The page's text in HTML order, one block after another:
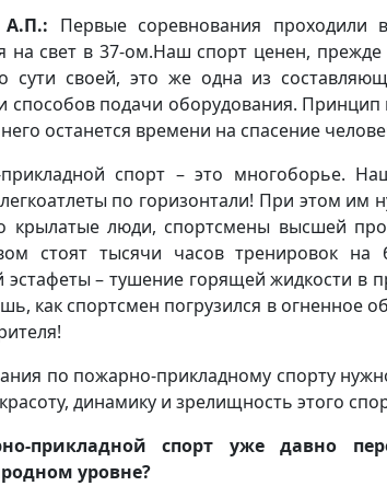
А.П.: Первые соревнования
на свет в 37-ом.Наш спорт ценен,
сути своей, это же одна из
способов подачи оборудования.
останется времени на спасение
спорт – это многоборье.
по горизонтали! При этом
крылатые люди, спортсмены высшей
стоят тысячи часов тренировок
– тушение горящей жидкости в
как спортсмен погрузился в огненное
по пожарно-прикладному спорту
динамику и зрелищность этого
прикладной спорт уже давно
уровне?